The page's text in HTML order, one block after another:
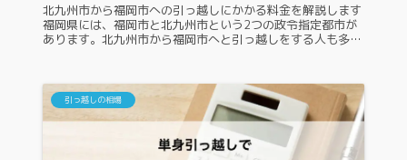
北九州市から福岡市への引っ越しにかかる料金を解説します
福岡県には、福岡市と北九州市という2つの政令指定都市が
あります。北九州市から福岡市へと引っ越しをする人も多い
引っ越しの相場